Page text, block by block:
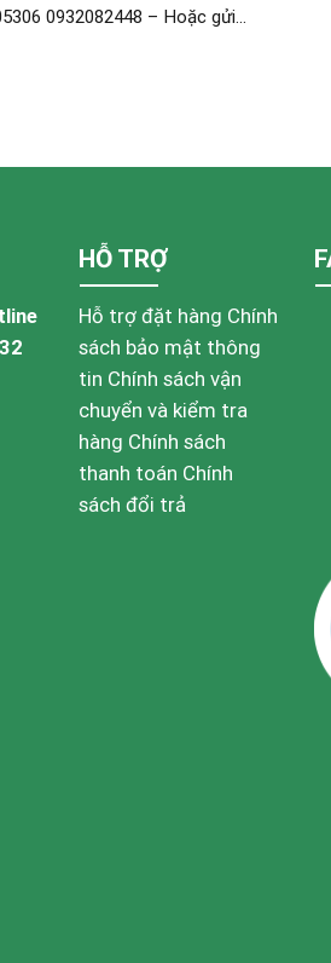
0932082448 – Hoặc gửi...
HỖ TRỢ
Hỗ trợ đặt hàng Chính
sách bảo mật thông
tin Chính sách vận
chuyển và kiểm tra
hàng Chính sách
thanh toán Chính
sách đổi trả